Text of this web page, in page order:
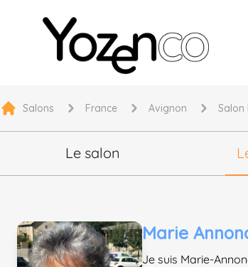
Yozenco - Organisateur de Salons,
Salons France Avignon Salon
Le salon
Marie
Je suis Marie-